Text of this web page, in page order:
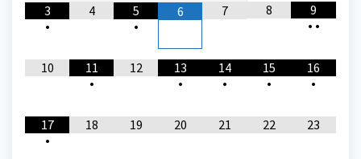
3
•
4
5
•
6 7 8
9
• •
10
11
•
12
13
•
14
•
15
•
16
•
17
•
18 19 20 21 22 23